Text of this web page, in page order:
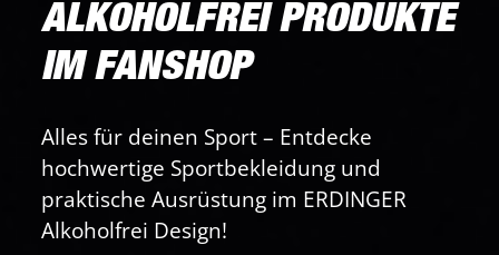
ALKOHOLFREI PRODUKTE
IM FANSHOP
Alles für deinen Sport – Entdecke
hochwertige Sportbekleidung und
praktische Ausrüstung im ERDINGER
Alkoholfrei Design!